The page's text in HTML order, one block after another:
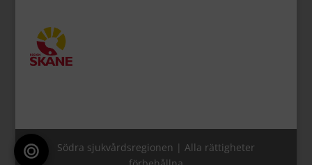
Södra sjukvårdsregionen | Alla rättigheter